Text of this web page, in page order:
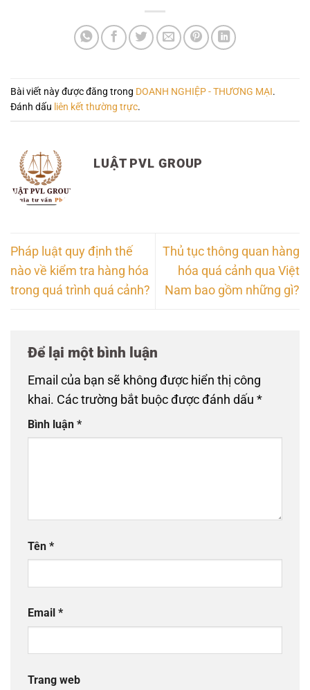
Bài viết này được đăng trong DOANH NGHIỆP - THƯƠNG MẠI.
Đánh dấu liên kết thường trực.
LUẬT PVL GROUP
Pháp luật quy định thế
nào về kiểm tra hàng hóa
trong quá trình quá cảnh?
Thủ tục thông quan hàng
hóa quá cảnh qua Việt
Nam bao gồm những gì?
Để lại một bình luận
Email của bạn sẽ không được hiển thị công
khai. Các trường bắt buộc được đánh dấu *
Bình luận *
Tên *
Email *
Trang web